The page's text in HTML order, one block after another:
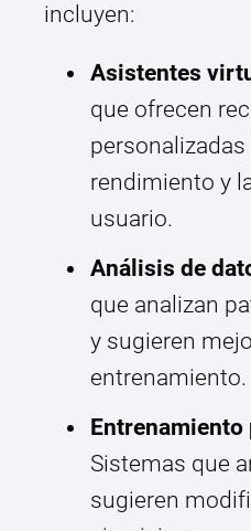
incluyen:
Asistentes
que ofrecen
personalizadas
rendimiento y
usuario.
Análisis de
que analizan
y sugieren
entrenamiento.
Sistemas que
sugieren